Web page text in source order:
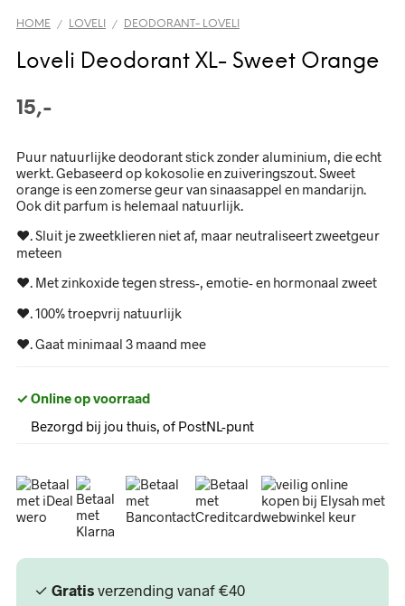
HOME / LOVELI / DEODORANT- LOVELI
Loveli Deodorant XL- Sweet Orange
15,-
Puur natuurlijke deodorant stick zonder aluminium, die echt
werkt. Gebaseerd op kokosolie en zuiveringszout. Sweet
orange is een zomerse geur van sinaasappel en mandarijn.
Ook dit parfum is helemaal natuurlijk.
♥. Sluit je zweetklieren niet af, maar neutraliseert zweetgeur
meteen
♥. Met zinkoxide tegen stress-, emotie- en hormonaal zweet
♥. 100% troepvrij natuurlijk
♥. Gaat minimaal 3 maand mee
✓ Online op voorraad
Bezorgd bij jou thuis, of PostNL-punt
✓ Gratis verzending vanaf €40